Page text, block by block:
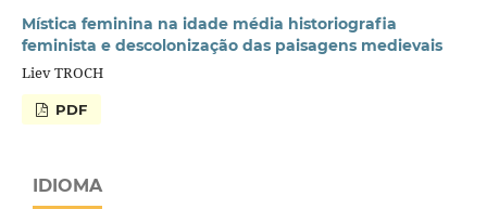
Mística feminina na idade média historiografia
feminista e descolonização das paisagens medievais
Liev TROCH
PDF
IDIOMA